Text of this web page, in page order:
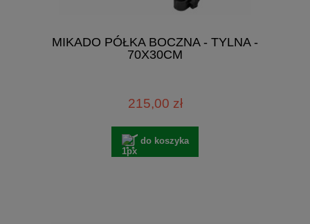
MIKADO PÓŁKA BOCZNA - TYLNA -
70X30CM
215,00 zł
do koszyka